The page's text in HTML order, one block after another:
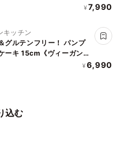
ーガンケーキ》
¥ 7,990
キッチン
グルテンフリー！ パンプ
ーキ 15cm《ヴィーガンス
ーガンケーキ》
¥ 6,990
込む